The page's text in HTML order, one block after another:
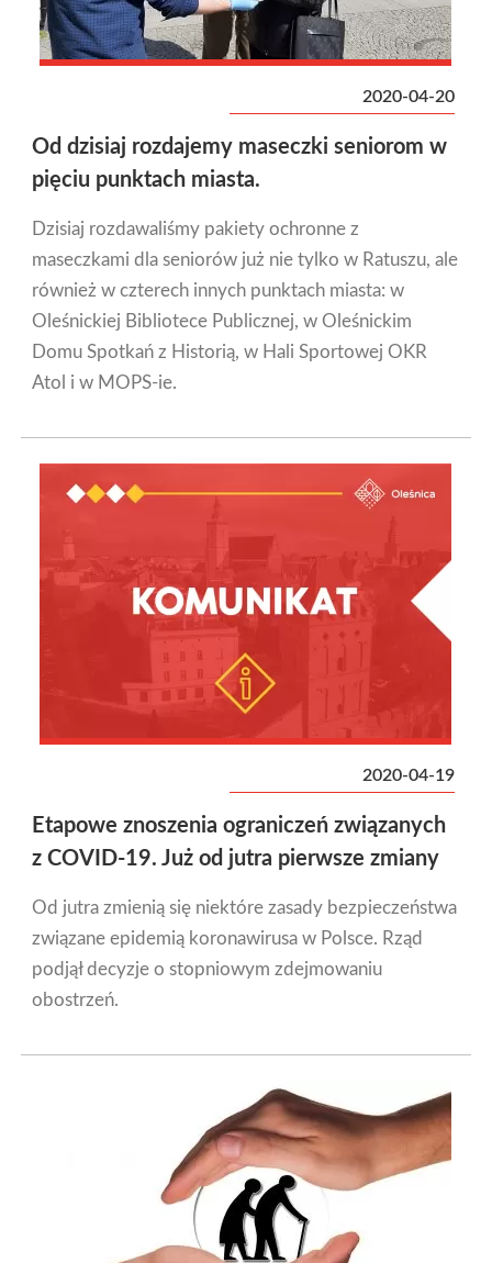
2020-04-20
Od dzisiaj rozdajemy maseczki seniorom w
pięciu punktach miasta.
Dzisiaj rozdawaliśmy pakiety ochronne z
maseczkami dla seniorów już nie tylko w Ratuszu, ale
również w czterech innych punktach miasta: w
Oleśnickiej Bibliotece Publicznej, w Oleśnickim
Domu Spotkań z Historią, w Hali Sportowej OKR
Atol i w MOPS-ie.
2020-04-19
Etapowe znoszenia ograniczeń związanych
z COVID-19. Już od jutra pierwsze zmiany
Od jutra zmienią się niektóre zasady bezpieczeństwa
związane epidemią koronawirusa w Polsce. Rząd
podjął decyzje o stopniowym zdejmowaniu
obostrzeń.